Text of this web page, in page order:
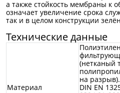
а также стойкость мембраны к
означает увеличение срока
так и в целом конструкции
Технические данные
Материал
(нетканый
на
DIN EN